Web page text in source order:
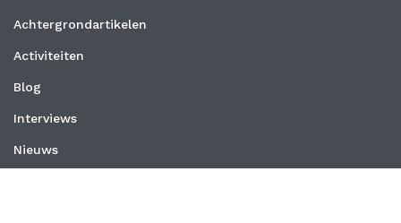
Achtergrondartikelen
Activiteiten
Blog
Interviews
Nieuws